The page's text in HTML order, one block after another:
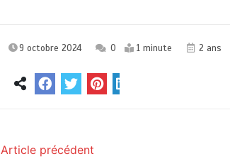
9 octobre 2024 0 1 minute 2 ans
Article précédent